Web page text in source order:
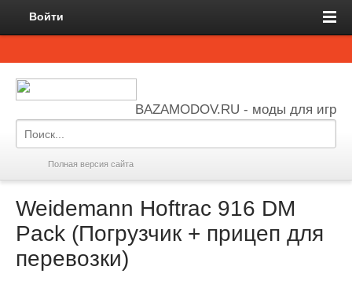
Войти
BAZAMODOV.RU - моды для игр
Полная версия сайта
Weidemann Hoftrac 916 DM
Pack (Погрузчик + прицеп для
перевозки)